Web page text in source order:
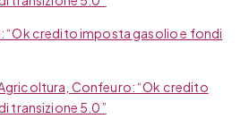
credito imposta gasolio e fondi
Agricoltura, Confeuro: “Ok credito
transizione 5.0”